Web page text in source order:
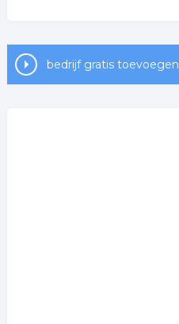
bedrijf gratis toevoegen